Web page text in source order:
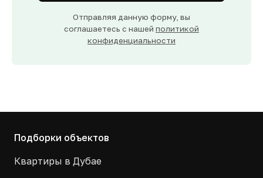
Отправляя данную форму, вы
соглашаетесь с нашей политикой
конфиденциальности
Подборки объектов
Квартиры в Дубае